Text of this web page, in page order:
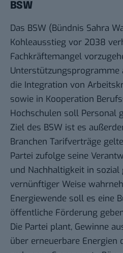
BSW
Das BSW (Bündnis Sahra
Kohleausstieg vor 2038
Fachkräftemangel
Unterstützungsprogramme
die Integration von
sowie in Kooperation
Hochschulen soll Personal
Ziel des BSW ist es
Branchen Tarifverträge
Partei zufolge seine
und Nachhaltigkeit in sozial
vernünftiger Weise
Energiewende soll es eine
öffentliche Förderung
Die Partei plant, Gewinne
über erneuerbare Energien